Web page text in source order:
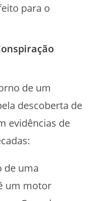
para o
de um
descoberta de
evidências de
de uma
um motor